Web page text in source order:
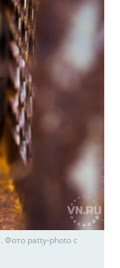
Фото patty-photo с